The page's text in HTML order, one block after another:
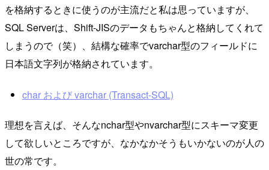
を格納するときに使うのが主流だと私は思っていますが、
SQL Serverは、Shift-JISのデータもちゃんと格納してくれて
しまうので（笑）、結構な確率でvarchar型のフィールドに
日本語文字列が格納されています。
char および varchar (Transact-SQL)
理想を言えば、そんなnchar型やnvarchar型にスキーマ変更
して欲しいところですが、なかなかそうもいかないのが人の
世の常です。